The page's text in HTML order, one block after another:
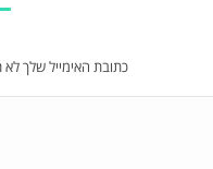
כתובת האימייל שלך